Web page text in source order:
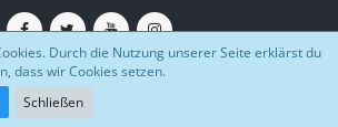
Impressum Datenschutz
Software:
Durch die Nutzung unserer Seite erklärst du
dass wir Cookies setzen.
Schließen